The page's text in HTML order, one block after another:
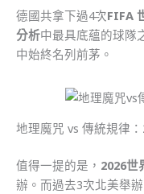
德國共拿下過4次FIFA
分析中最具底蘊的球隊
中始終名列前茅。
地理魔咒 vs 傳統規律
值得一提的是， 2026世
辦。而過去3次北美舉